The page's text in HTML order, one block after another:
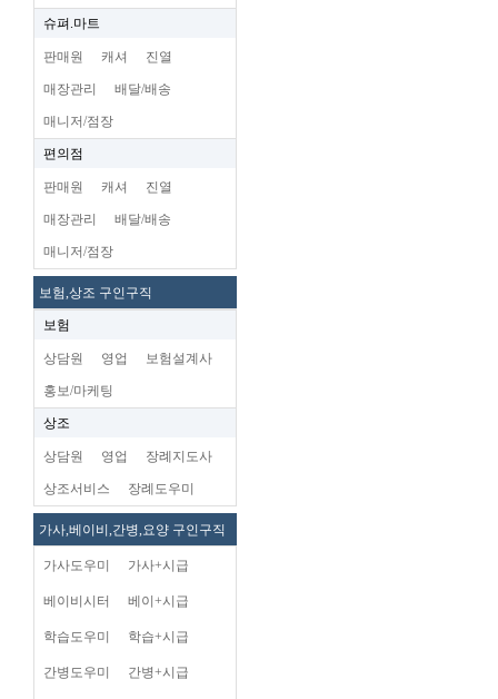
슈펴.마트
판매원 캐셔 진열
매장관리 배달/배송
매니저/점장
편의점
판매원 캐셔 진열
매장관리 배달/배송
매니저/점장
보험,상조 구인구직
보험
상담원 영업 보험설계사
홍보/마케팅
상조
상담원 영업 장례지도사
상조서비스 장례도우미
가사,베이비,간병,요양 구인구직
가사도우미 가사+시급
베이비시터 베이+시급
학습도우미 학습+시급
간병도우미 간병+시급